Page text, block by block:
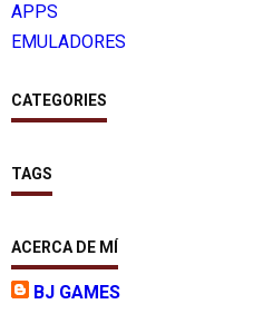
APPS
EMULADORES
CATEGORIES
TAGS
ACERCA DE MÍ
BJ GAMES